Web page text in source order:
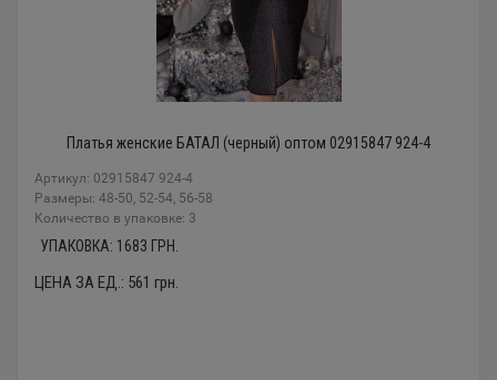
Платья женские БАТАЛ (черный) оптом 02915847 924-4
Артикул: 02915847 924-4
Размеры: 48-50, 52-54, 56-58
Количество в упаковке: 3
УПАКОВКА: 1683 ГРН.
ЦЕНА ЗА ЕД.: 561 грн.